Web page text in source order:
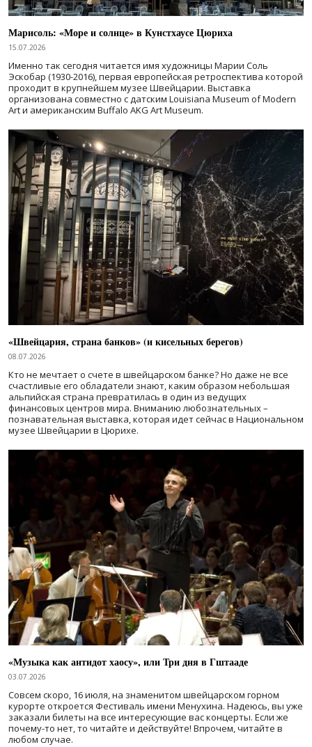
Марисоль: «Море и солнце» в Кунстхаусе Цюриха
15.07.2026
Именно так сегодня читается имя художницы Марии Соль
Эскобар (1930-2016), первая европейская ретроспектива которой
проходит в крупнейшем музее Швейцарии. Выставка
организована совместно с датским Louisiana Museum of Modern
Art и американским Buffalo AKG Art Museum.
«Швейцария, страна банков» (и кисельных берегов)
08.07.2026
Кто не мечтает о счете в швейцарском банке? Но даже не все
счастливые его обладатели знают, каким образом небольшая
альпийская страна превратилась в один из ведущих
финансовых центров мира. Вниманию любознательных –
познавательная выставка, которая идет сейчас в Национальном
музее Швейцарии в Цюрихе.
«Музыка как антидот хаосу», или Три дня в Гштааде
03.07.2026
Совсем скоро, 16 июля, на знаменитом швейцарском горном
курорте откроется Фестиваль имени Менухина. Надеюсь, вы уже
заказали билеты на все интересующие вас концерты. Если же
почему-то нет, то читайте и действуйте! Впрочем, читайте в
любом случае.